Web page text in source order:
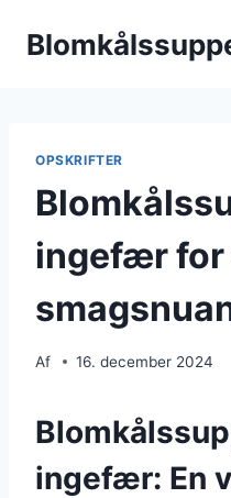
OPSKRIFTER
ingefær for
Af 16. december 2024
ingefær: En